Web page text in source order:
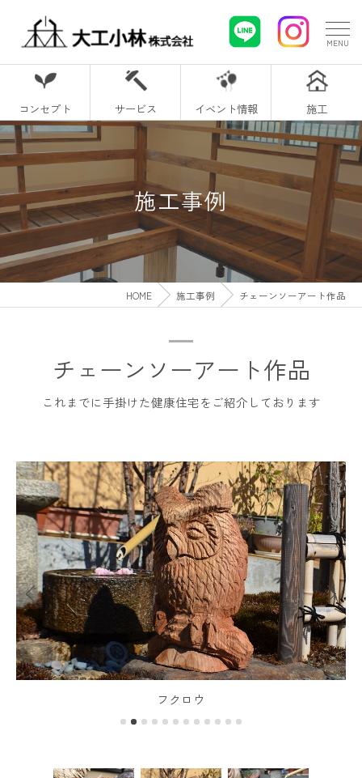
コンセプト サービス イベント情報 施工
施工事例
HOME 施工事例 チェーンソーアート作品
これまでに手掛けた健康住宅をご紹介しております
チェーンソーアート作品
フクロウ